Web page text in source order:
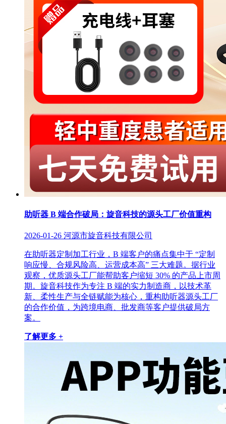
助听器 B 端合作破局：旋音科技的源头工厂价值重构
2026-01-26 河源市旋音科技有限公司
在助听器定制加工行业，B 端客户的痛点集中于 “定制
响应慢、合规风险高、运营成本高” 三大难题。据行业
观察，优质源头工厂能帮助客户缩短 30% 的产品上市周
期。旋音科技作为专注 B 端的实力制造商，以技术革
新、柔性生产与全链赋能为核心，重构助听器源头工厂
的合作价值，为跨境电商、批发商等客户提供破局方
案。
了解更多 +